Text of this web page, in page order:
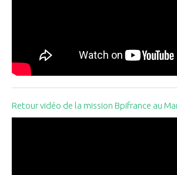
Retour vidéo de la mission Bpifrance au